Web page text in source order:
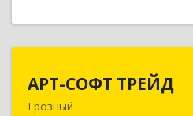
АРТ-СОФТ ТРЕЙД
Грозный
364013, Чеченская Респ,